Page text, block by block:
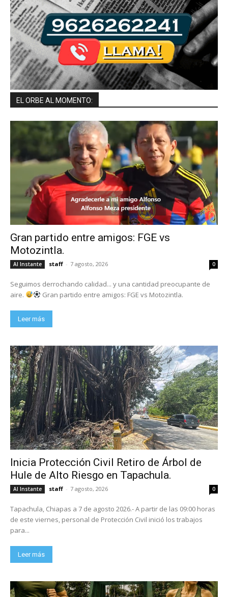
EL ORBE AL MOMENTO:
Gran partido entre amigos: FGE vs
Motozintla.
Al Instante staff - 7 agosto, 2026 0
Seguimos derrochando calidad... y una cantidad preocupante de
aire.
Gran partido entre amigos: FGE vs Motozintla.
Leer más
Inicia Protección Civil Retiro de Árbol de
Hule de Alto Riesgo en Tapachula.
Al Instante staff - 7 agosto, 2026 0
Tapachula, Chiapas a 7 de agosto 2026.- A partir de las 09:00 horas
de este viernes, personal de Protección Civil inició los trabajos
para...
Leer más